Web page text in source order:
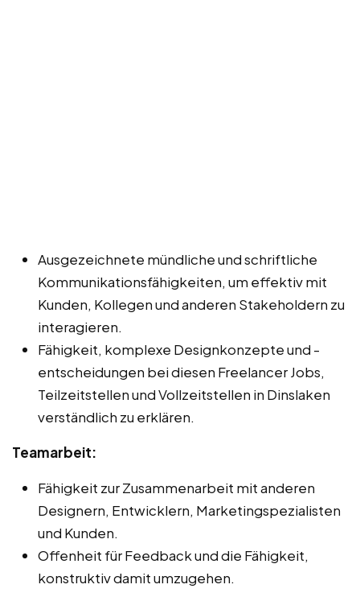
Ausgezeichnete mündliche und schriftliche
Kommunikationsfähigkeiten, um effektiv mit
Kunden, Kollegen und anderen Stakeholdern zu
interagieren.
Fähigkeit, komplexe Designkonzepte und -
entscheidungen bei diesen Freelancer Jobs,
Teilzeitstellen und Vollzeitstellen in Dinslaken
verständlich zu erklären.
Teamarbeit:
Fähigkeit zur Zusammenarbeit mit anderen
Designern, Entwicklern, Marketingspezialisten
und Kunden.
Offenheit für Feedback und die Fähigkeit,
konstruktiv damit umzugehen.